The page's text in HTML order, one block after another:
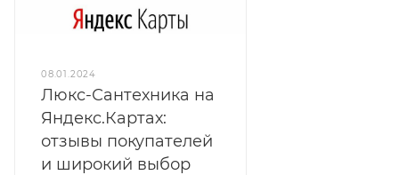
08.01.2024
Люкс-Сантехника на
Яндекс.Картах:
отзывы покупателей
и широкий выбор